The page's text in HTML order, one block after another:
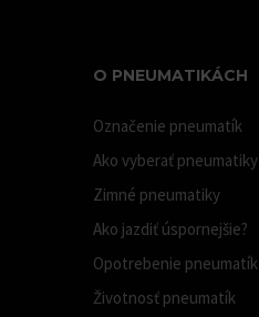
O PNEUMATIKÁCH
Označenie pneumatík
Ako vyberať pneumatiky
Zimné pneumatiky
Ako jazdiť úspornejšie?
Opotrebenie pneumatík
Životnosť pneumatík